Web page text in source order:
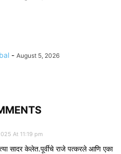
- August 5, 2026
At 11:19 pm
सादर केलेत.पूर्वीचे राजे पत्करले आणि एका